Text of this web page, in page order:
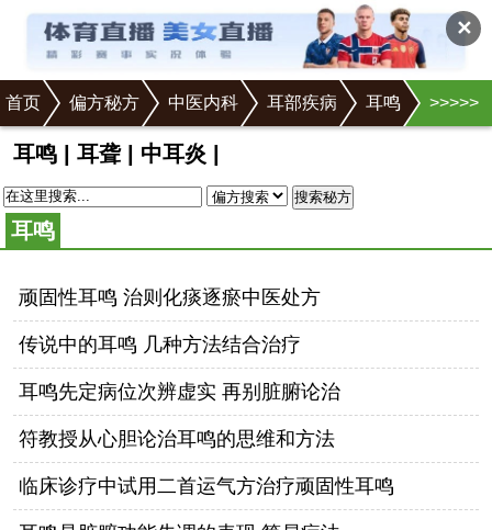
✕
首页 >
偏方秘方 >
中医内科 >
耳部疾病 >
耳鸣 >
耳鸣 | 耳聋| 中耳炎 |
搜索秘方
耳鸣
顽固性耳鸣 治则化痰逐瘀中医处方
传说中的耳鸣 几种方法结合治疗
耳鸣先定病位次辨虚实 再别脏腑论治
符教授从心胆论治耳鸣的思维和方法
临床诊疗中试用二首运气方治疗顽固性耳鸣